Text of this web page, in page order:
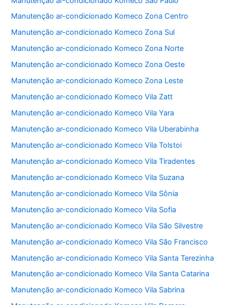
o
k
p
Manutenção ar-condicionado Komeco Zona Centro
Manutenção ar-condicionado Komeco Zona Sul
Manutenção ar-condicionado Komeco Zona Norte
Manutenção ar-condicionado Komeco Zona Oeste
Manutenção ar-condicionado Komeco Zona Leste
Manutenção ar-condicionado Komeco Vila Zatt
Manutenção ar-condicionado Komeco Vila Yara
Manutenção ar-condicionado Komeco Vila Uberabinha
Manutenção ar-condicionado Komeco Vila Tolstoi
Manutenção ar-condicionado Komeco Vila Tiradentes
Manutenção ar-condicionado Komeco Vila Suzana
Manutenção ar-condicionado Komeco Vila Sônia
Manutenção ar-condicionado Komeco Vila Sofia
Manutenção ar-condicionado Komeco Vila São Silvestre
Manutenção ar-condicionado Komeco Vila São Francisco
Manutenção ar-condicionado Komeco Vila Santa Terezinha
Manutenção ar-condicionado Komeco Vila Santa Catarina
Manutenção ar-condicionado Komeco Vila Sabrina